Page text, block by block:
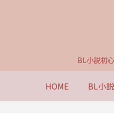
BL小説初
HOME BL小